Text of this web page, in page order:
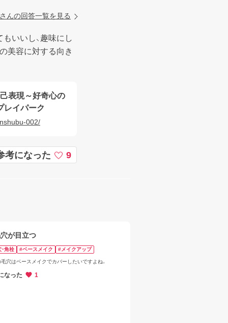
んの回答一覧を見る
いいし、趣味にし
美容に対する向き
表現～好奇心の
レイパーク
002/
考になった 9
が目立つ
角栓 #ベースメイク #メイクアップ
穴はベースメイクでカバーしたいですよね。
なった 1